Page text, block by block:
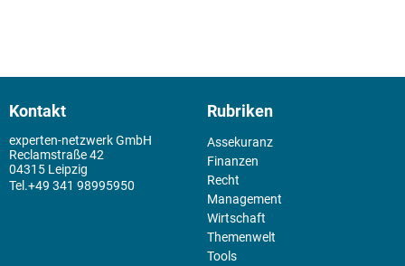
Kontakt
experten-netzwerk GmbH
Reclamstraße 42
04315 Leipzig
+49 341 98995950
Rubriken
Assekuranz
Finanzen
Recht
Management
Wirtschaft
Themenwelt
Tools